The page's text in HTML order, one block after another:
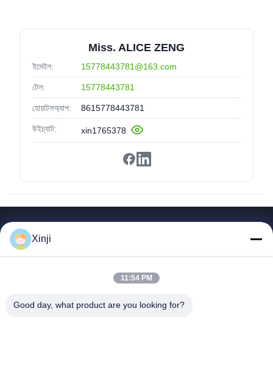
Miss. ALICE ZENG
ইমেইল: 15778443781@163.com
টেল: 15778443781
হোয়াটসঅ্যাপ: 8615778443781
উইচ্যাট: xin1765378
আমাদের সম্পর্কে
কারখানা সফর
Xinji
11:54 PM
Good day, what product are you looking for?